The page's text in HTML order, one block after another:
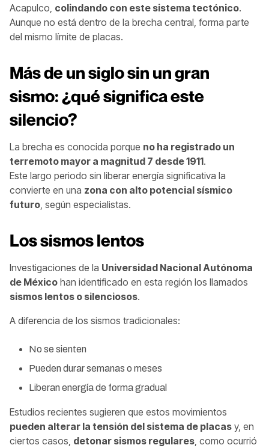
Acapulco, colindando con este sistema tectónico.
Aunque no está dentro de la brecha central, forma parte
del mismo límite de placas.
Más de un siglo sin un gran
sismo: ¿qué significa este
silencio?
La brecha es conocida porque no ha registrado un
terremoto mayor a magnitud 7 desde 1911.
Este largo periodo sin liberar energía significativa la
convierte en una zona con alto potencial sísmico
futuro , según especialistas.
Los sismos lentos
Investigaciones de la Universidad Nacional Autónoma
de México han identificado en esta región los llamados
sismos lentos o silenciosos.
A diferencia de los sismos tradicionales:
No se sienten
Pueden durar semanas o meses
Liberan energía de forma gradual
Estudios recientes sugieren que estos movimientos
pueden alterar la tensión del sistema de placas y, en
ciertos casos, detonar sismos regulares , como ocurrió